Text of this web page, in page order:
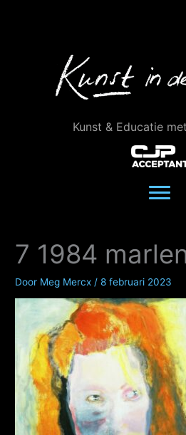
Kunst & Educatie
7 1984
Door Meg Mercx /8 februari 2023